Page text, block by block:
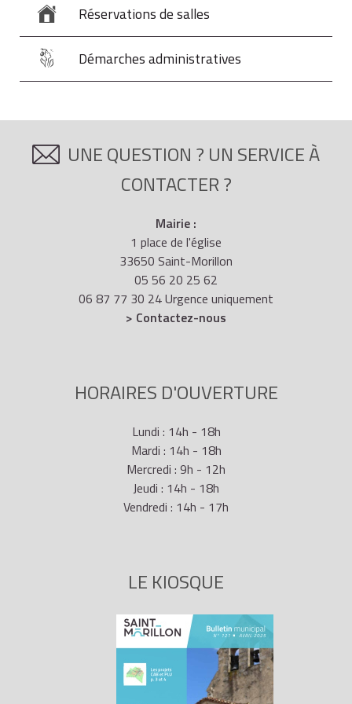
Réservations de salles
Démarches administratives
UNE QUESTION ? UN SERVICE À
CONTACTER ?
Mairie :
1 place de l'église
33650 Saint-Morillon
05 56 20 25 62
06 87 77 30 24 Urgence uniquement
> Contactez-nous
HORAIRES D'OUVERTURE
Lundi : 14h - 18h
Mardi : 14h - 18h
Mercredi : 9h - 12h
Jeudi : 14h - 18h
Vendredi : 14h - 17h
LE KIOSQUE